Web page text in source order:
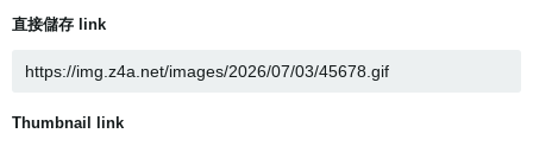
直接儲存 link
Thumbnail link